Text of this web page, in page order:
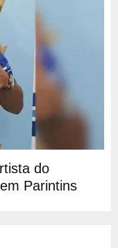
do
Parintins